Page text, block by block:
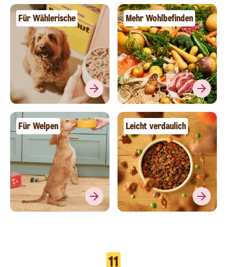
Für Wählerische Mehr Wohlbefinden
Für Welpen Leicht verdaulich
11